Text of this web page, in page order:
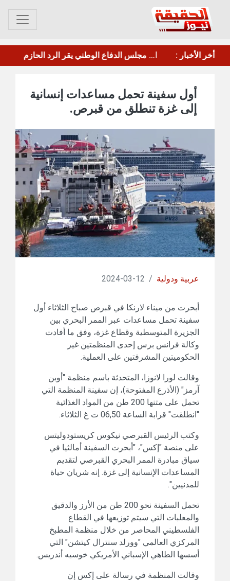
أخر الأخبار :
عصيان جزئي في العاصمة عدن للمطالبة بتحسين الخدمات والأوضاع المعيشية مأرب.. الحوثي يقصف معسكر"صحن الجنّ" بالصواريخ والطائرات المسيرة
أول سفينة تحمل مساعدات إنسانية
إلى غزة تنطلق من قبرص.
عربية ودولية /
12-03-2024
أبحرت من ميناء لارنكا في قبرص صباح الثلاثاء أول
سفينة تحمل مساعدات عبر الممر البحري بين
الجزيرة المتوسطية وقطاع غزة، وفق ما أفادت
وكالة فرانس برس إحدى المنظمتين غير
الحكوميتين المشرفتين على العملية.
وقالت لورا لانوزا، المتحدثة باسم منظمة "أوبن
آرمز" (الأذرع المفتوحة)، إن سفينة المنظمة التي
تحمل على متنها 200 طن من المواد الغذائية
"انطلقت" قرابة الساعة 06,50 ت غ الثلاثاء.
وكتب الرئيس القبرصي نيكوس كريستودوليتس
على منصة "إكس"، "أبحرت السفينة أمالثيا في
سياق مبادرة الممر البحري القبرصي لتقديم
المساعدات الإنسانية إلى غزة. إنه شريان حياة
للمدنيين".
تحمل السفينة نحو 200 طن من الأرز والدقيق
والمعلبات التي سيتم توزيعها في القطاع
الفلسطيني المحاصر من خلال منظمة المطبخ
المركزي العالمي "وورلد سنترال كيتشن" التي
أسسها الطاهي الإسباني الأمريكي خوسيه أندريس.
وقالت المنظمة في رسالة على إكس إن